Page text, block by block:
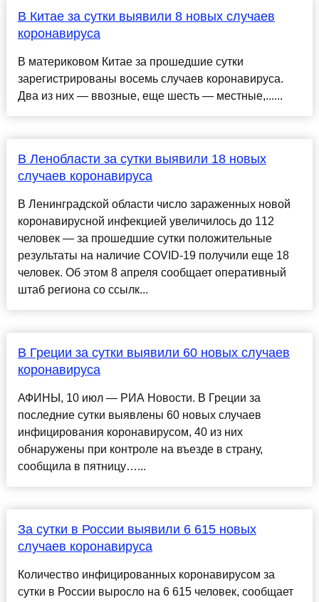
В Китае за сутки выявили 8 новых случаев
коронавируса
В материковом Китае за прошедшие сутки
зарегистрированы восемь случаев коронавируса.
Два из них — ввозные, еще шесть — местные,......
В Ленобласти за сутки выявили 18 новых
случаев коронавируса
В Ленинградской области число зараженных новой
коронавирусной инфекцией увеличилось до 112
человек — за прошедшие сутки положительные
результаты на наличие COVID-19 получили еще 18
человек. Об этом 8 апреля сообщает оперативный
штаб региона со ссылк...
В Греции за сутки выявили 60 новых случаев
коронавируса
АФИНЫ, 10 июл — РИА Новости. В Греции за
последние сутки выявлены 60 новых случаев
инфицирования коронавирусом, 40 из них
обнаружены при контроле на въезде в страну,
сообщила в пятницу…...
За сутки в России выявили 6 615 новых
случаев коронавируса
Количество инфицированных коронавирусом за
сутки в России выросло на 6 615 человек, сообщает